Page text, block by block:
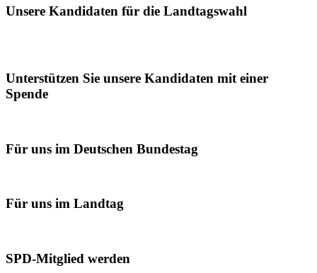
Unsere Kandidaten für die Landtagswahl
Unterstützen Sie unsere Kandidaten mit einer
Spende
Für uns im Deutschen Bundestag
Für uns im Landtag
SPD-Mitglied werden